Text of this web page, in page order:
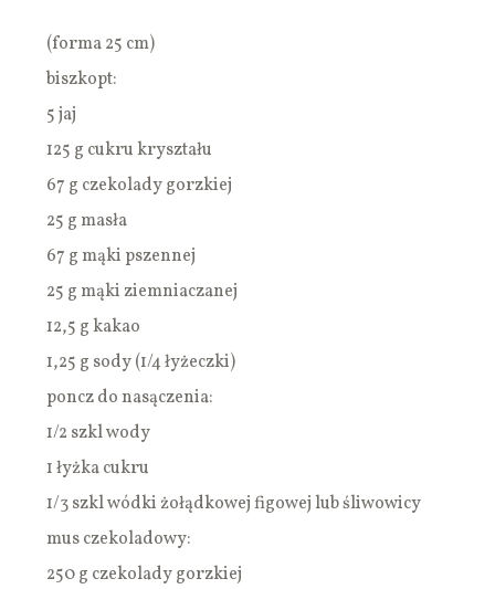
(forma 25 cm)
biszkopt:
5 jaj
125 g cukru kryształu
67 g czekolady gorzkiej
25 g masła
67 g mąki pszennej
25 g mąki ziemniaczanej
12,5 g kakao
1,25 g sody (1/4 łyżeczki)
poncz do nasączenia:
1/2 szkl wody
1 łyżka cukru
1/3 szkl wódki żołądkowej figowej lub śliwowicy
mus czekoladowy:
250 g czekolady gorzkiej